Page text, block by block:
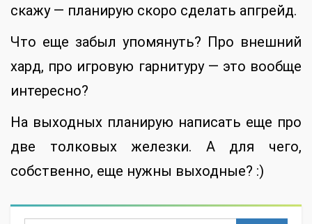
скажу — планирую скоро сделать апгрейд.
Что еще забыл упомянуть? Про внешний
хард, про игровую гарнитуру — это вообще
интересно?
На выходных планирую написать еще про
две толковых железки. А для чего,
собственно, еще нужны выходные? :)